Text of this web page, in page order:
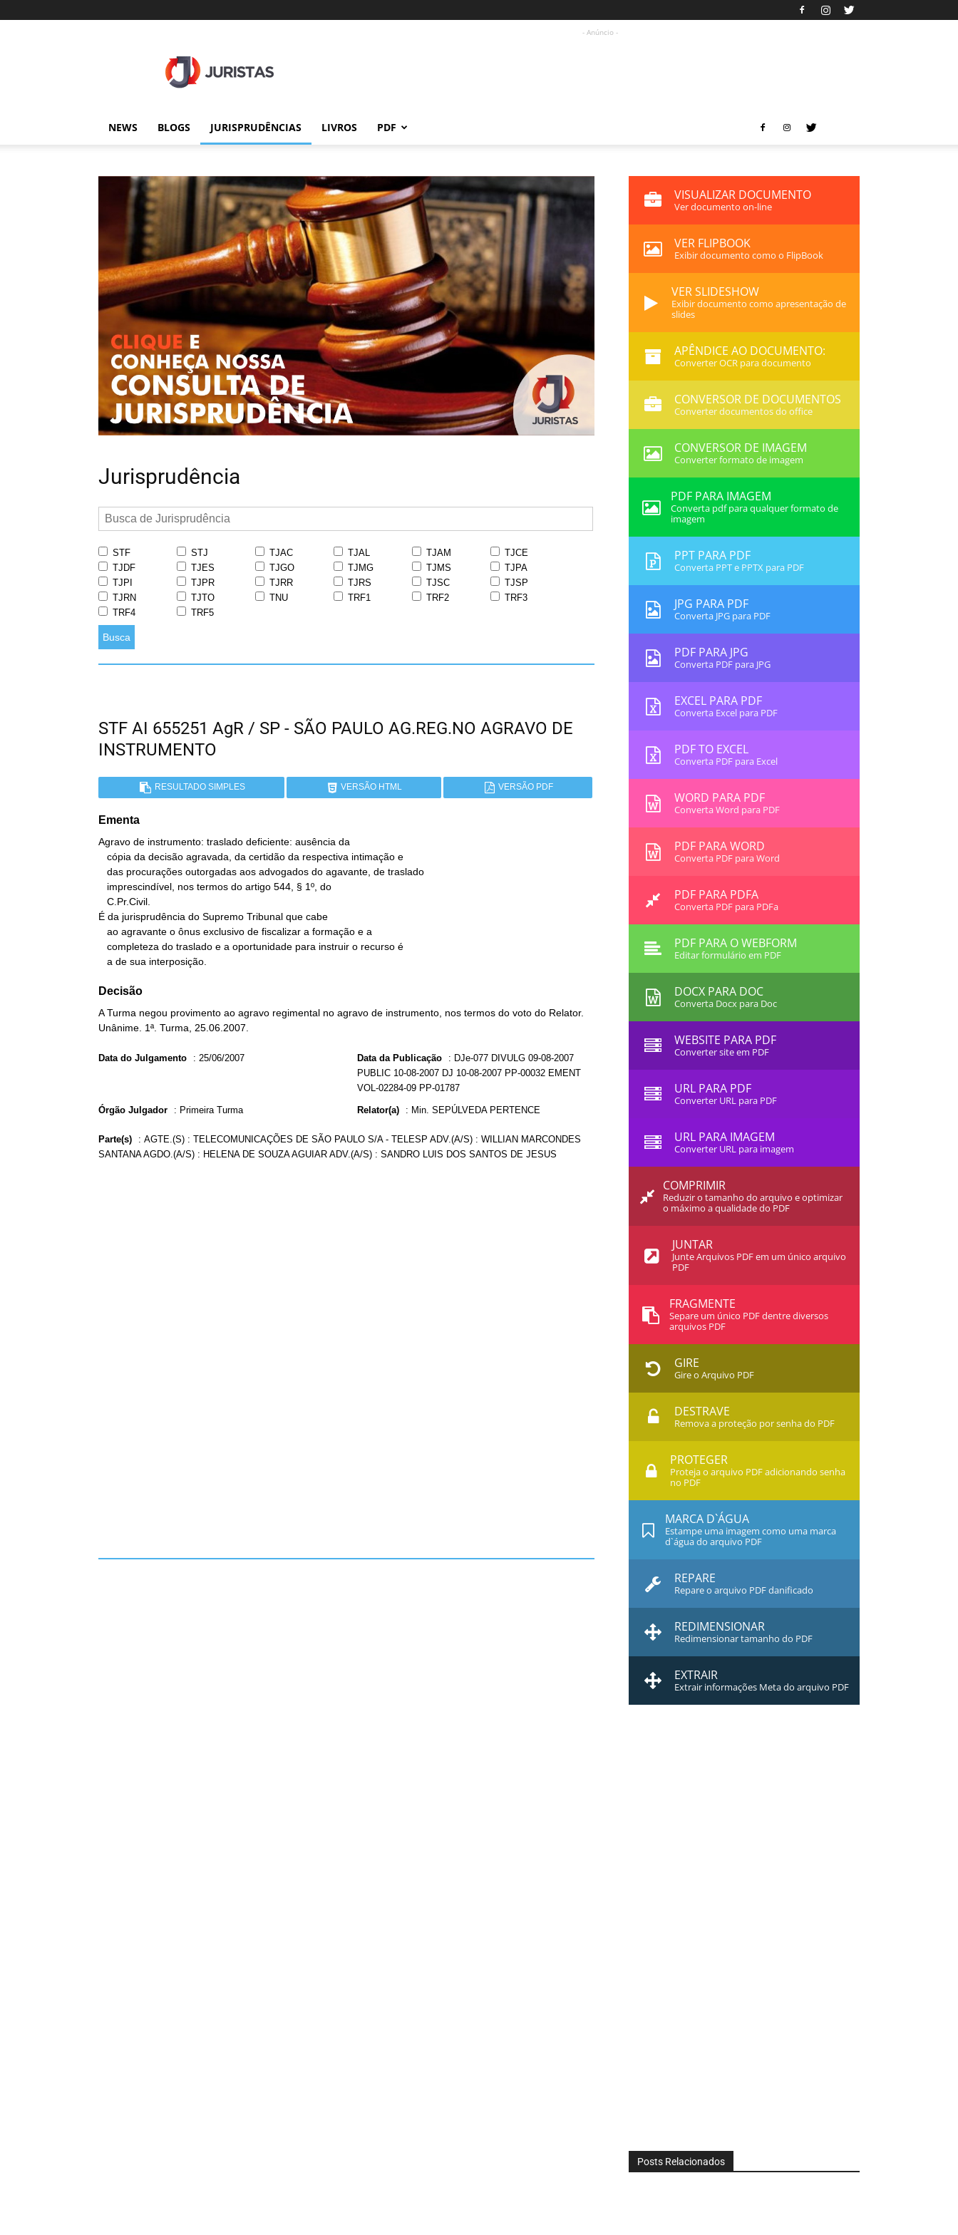
- Anúncio -
NEWS BLOGS JURISPRUDÊNCIAS LIVROS PDF
Jurisprudência
STF STJ TJAC TJAL TJAM
TJCE
TJDF
TJES TJGO TJMG TJMS
TJPA
TJPI
TJPR TJRR TJRS TJSC
TJSP
TJRN
TJTO TNU TRF1 TRF2
TRF3
TRF4
TRF5
Busca
STF AI 655251 AgR / SP - SÃO PAULO AG.REG.NO AGRAVO DE
INSTRUMENTO
RESULTADO SIMPLES VERSÃO HTML VERSÃO PDF
Ementa
Agravo de instrumento: traslado deficiente: ausência da
É da jurisprudência do Supremo Tribunal que cabe
   a de sua interposição.
Decisão
A Turma negou provimento ao agravo regimental no agravo de instrumento, nos termos do voto do Relator.
Unânime. 1ª. Turma, 25.06.2007.
Data do Julgamento : 25/06/2007 Data da Publicação : DJe-077 DIVULG 09-08-2007
PUBLIC 10-08-2007 DJ 10-08-2007 PP-00032 EMENT
VOL-02284-09 PP-01787
Órgão Julgador : Primeira Turma Relator(a) : Min. SEPÚLVEDA PERTENCE
Parte(s) : AGTE.(S) : TELECOMUNICAÇÕES DE SÃO PAULO S/A - TELESP ADV.(A/S) : WILLIAN MARCONDES
SANTANA AGDO.(A/S) : HELENA DE SOUZA AGUIAR ADV.(A/S) : SANDRO LUIS DOS SANTOS DE JESUS
VISUALIZAR DOCUMENTO
Ver documento on-line
VER FLIPBOOK
Exibir documento como o FlipBook
VER SLIDESHOW
Exibir documento como apresentação de
slides
APÊNDICE AO DOCUMENTO:
Converter OCR para documento
CONVERSOR DE DOCUMENTOS
Converter documentos do office
CONVERSOR DE IMAGEM
Converter formato de imagem
PDF PARA IMAGEM
Converta pdf para qualquer formato de
imagem
PPT PARA PDF
Converta PPT e PPTX para PDF
JPG PARA PDF
Converta JPG para PDF
PDF PARA JPG
Converta PDF para JPG
EXCEL PARA PDF
Converta Excel para PDF
PDF TO EXCEL
Converta PDF para Excel
WORD PARA PDF
Converta Word para PDF
PDF PARA WORD
Converta PDF para Word
PDF PARA PDFA
Converta PDF para PDFa
PDF PARA O WEBFORM
Editar formulário em PDF
DOCX PARA DOC
Converta Docx para Doc
WEBSITE PARA PDF
Converter site em PDF
URL PARA PDF
Converter URL para PDF
URL PARA IMAGEM
Converter URL para imagem
COMPRIMIR
Reduzir o tamanho do arquivo e optimizar
o máximo a qualidade do PDF
JUNTAR
Junte Arquivos PDF em um único arquivo
PDF
FRAGMENTE
Separe um único PDF dentre diversos
arquivos PDF
GIRE
Gire o Arquivo PDF
DESTRAVE
Remova a proteção por senha do PDF
PROTEGER
Proteja o arquivo PDF adicionando senha
no PDF
MARCA D`ÁGUA
Estampe uma imagem como uma marca
d`água do arquivo PDF
REPARE
Repare o arquivo PDF danificado
REDIMENSIONAR
Redimensionar tamanho do PDF
EXTRAIR
Extrair informações Meta do arquivo PDF
Posts Relacionados